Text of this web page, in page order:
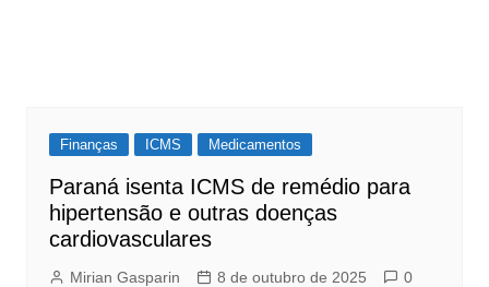
Finanças ICMS Medicamentos
Paraná isenta ICMS de remédio para
hipertensão e outras doenças
cardiovasculares
Mirian Gasparin 8 de outubro de 2025 0